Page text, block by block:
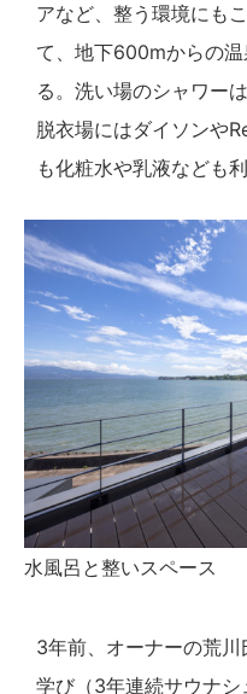
アなど、整う環境にも
て、地下600mからの
る。洗い場のシャワー
脱衣場にはダイソンや
も化粧水や乳液なども利
水風呂と整いスペース
3年前、オーナーの荒
学び（3年連続サウナシ